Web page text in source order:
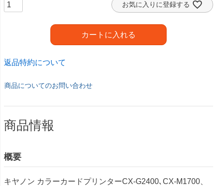
お気に入りに登録する
カートに入れる
返品特約について
商品についてのお問い合わせ
商品情報
概要
キヤノン カラーカードプリンターCX-G2400､CX-M1700、